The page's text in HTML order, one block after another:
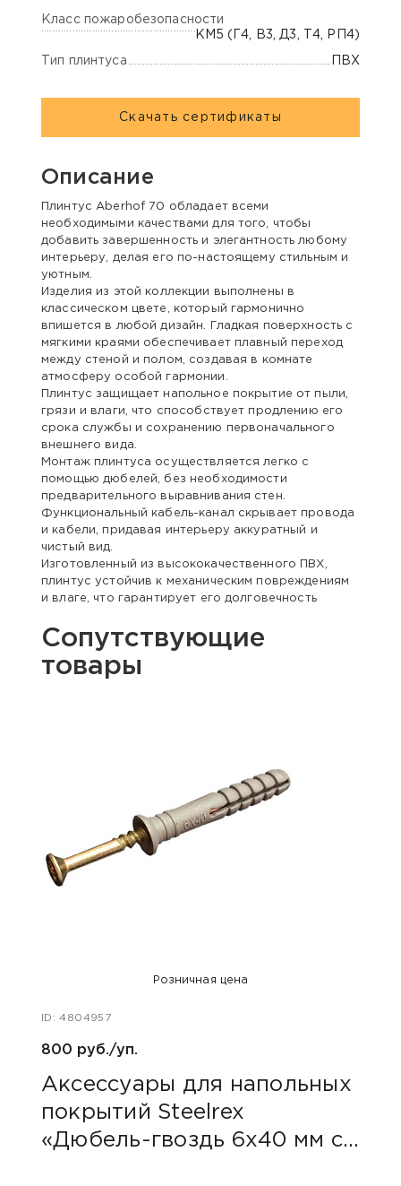
Класс пожаробезопасности
КМ5 (Г4, В3, Д3, Т4, РП4)
Тип плинтуса ПВХ
Скачать сертификаты
Описание
Плинтус Aberhof 70 обладает всеми
необходимыми качествами для того, чтобы
добавить завершенность и элегантность любому
интерьеру, делая его по-настоящему стильным и
уютным.
Изделия из этой коллекции выполнены в
классическом цвете, который гармонично
впишется в любой дизайн. Гладкая поверхность с
мягкими краями обеспечивает плавный переход
между стеной и полом, создавая в комнате
атмосферу особой гармонии.
Плинтус защищает напольное покрытие от пыли,
грязи и влаги, что способствует продлению его
срока службы и сохранению первоначального
внешнего вида.
Монтаж плинтуса осуществляется легко с
помощью дюбелей, без необходимости
предварительного выравнивания стен.
Функциональный кабель-канал скрывает провода
и кабели, придавая интерьеру аккуратный и
чистый вид.
Изготовленный из высококачественного ПВХ,
плинтус устойчив к механическим повреждениям
и влаге, что гарантирует его долговечность
Сопутствующие
товары
Розничная цена
ID: 4804957
800 руб./уп.
Аксессуары для напольных
покрытий Steelrex
«Дюбель-гвоздь 6х40 мм с